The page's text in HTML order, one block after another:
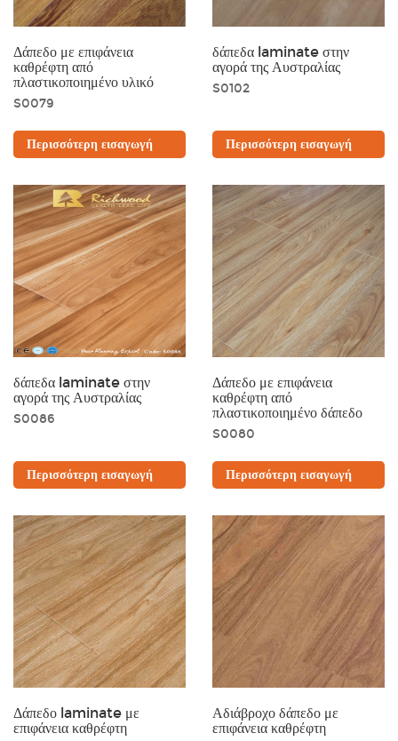
Δάπεδο με επιφάνεια
καθρέφτη από
πλαστικοποιημένο υλικό
S0079
Περισσότερη εισαγωγή
δάπεδα laminate στην
αγορά της Αυστραλίας
S0102
Περισσότερη εισαγωγή
δάπεδα laminate στην
αγορά της Αυστραλίας
S0086
Περισσότερη εισαγωγή
Δάπεδο με επιφάνεια
καθρέφτη από
πλαστικοποιημένο δάπεδο
S0080
Περισσότερη εισαγωγή
Δάπεδο laminate με
επιφάνεια καθρέφτη
Αδιάβροχο δάπεδο με
επιφάνεια καθρέφτη